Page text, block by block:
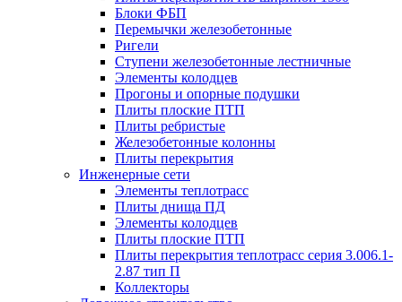
Блоки ФБП
Перемычки железобетонные
Ригели
Ступени железобетонные лестничные
Элементы колодцев
Прогоны и опорные подушки
Плиты плоские ПТП
Плиты ребристые
Железобетонные колонны
Плиты перекрытия
Инженерные сети
Элементы теплотрасс
Плиты днища ПД
Элементы колодцев
Плиты плоские ПТП
Плиты перекрытия теплотрасс серия 3.006.1-
2.87 тип П
Коллекторы